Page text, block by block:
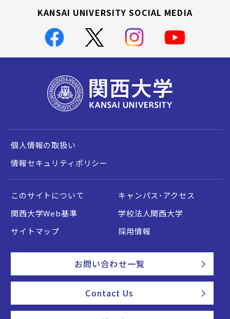
KANSAI UNIVERSITY SOCIAL MEDIA
個人情報の取扱い
情報セキュリティポリシー
このサイトについて
キャンパス・アクセス
関西大学Web基準
学校法人関西大学
サイトマップ
採用情報
お問い合わせ一覧
Contact Us